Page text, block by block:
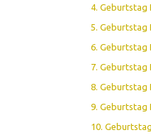
4. Geburtstag
5. Geburtstag
6. Geburtstag
7. Geburtstag
8. Geburtstag
9. Geburtstag
10.